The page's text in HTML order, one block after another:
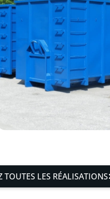
TOUTES LES RÉALISATIONS